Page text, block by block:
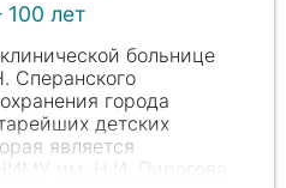
лет
больнице
города
детских
является
им.
Н.И. Пирогова